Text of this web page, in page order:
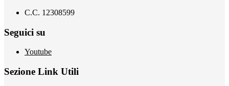
C.C. 12308599
Seguici su
Youtube
Sezione Link Utili